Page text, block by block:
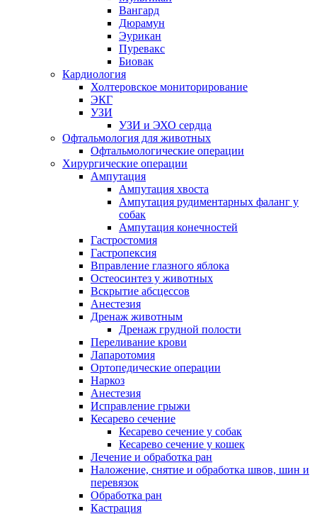
Вангард
Дюрамун
Эурикан
Пуревакс
Биовак
Кардиология
Холтеровское мониторирование
ЭКГ
УЗИ
УЗИ и ЭХО сердца
Офтальмология для животных
Офтальмологические операции
Хирургические операции
Ампутация
Ампутация хвоста
Ампутация рудиментарных фаланг у
собак
Ампутация конечностей
Гастростомия
Гастропексия
Вправление глазного яблока
Остеосинтез у животных
Вскрытие абсцессов
Анестезия
Дренаж животным
Дренаж грудной полости
Переливание крови
Лапаротомия
Ортопедические операции
Наркоз
Анестезия
Исправление грыжи
Кесарево сечение
Кесарево сечение у собак
Кесарево сечение у кошек
Лечение и обработка ран
Наложение, снятие и обработка швов, шин и
перевязок
Обработка ран
Кастрация